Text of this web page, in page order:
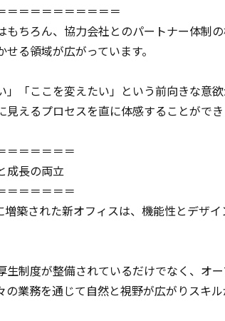
＝＝＝＝＝＝＝＝＝＝
もちろん、協力会社とのパートナー体制
る領域が広がっています。
」「ここを変えたい」という前向きな意
見えるプロセスを直に体感することができ
＝＝＝＝＝＝
成長の両立
＝＝＝＝＝＝
増築された新オフィスは、機能性とデザ
生制度が整備されているだけでなく、オ
の業務を通じて自然と視野が広がりスキル